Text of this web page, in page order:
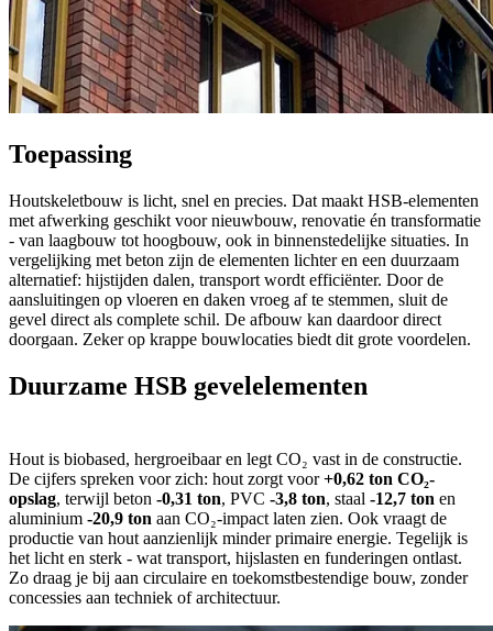
Toepassing
Houtskeletbouw is licht, snel en precies. Dat maakt HSB-elementen
met afwerking geschikt voor nieuwbouw, renovatie én transformatie
- van laagbouw tot hoogbouw, ook in binnenstedelijke situaties. In
vergelijking met beton zijn de elementen lichter en een duurzaam
alternatief: hijstijden dalen, transport wordt efficiënter. Door de
aansluitingen op vloeren en daken vroeg af te stemmen, sluit de
gevel direct als complete schil. De afbouw kan daardoor direct
doorgaan. Zeker op krappe bouwlocaties biedt dit grote voordelen.
Duurzame HSB gevelelementen
Hout is biobased, hergroeibaar en legt CO₂ vast in de constructie.
De cijfers spreken voor zich: hout zorgt voor+0,62 ton CO₂-
opslag, terwijl beton -0,31 ton, PVC -3,8 ton, staal -12,7 ton en
aluminium -20,9 ton aan CO₂-impact laten zien. Ook vraagt de
productie van hout aanzienlijk minder primaire energie. Tegelijk is
het licht en sterk - wat transport, hijslasten en funderingen ontlast.
Zo draag je bij aan circulaire en toekomstbestendige bouw, zonder
concessies aan techniek of architectuur.